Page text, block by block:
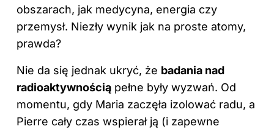
obszarach, jak medycyna, energia czy
przemysł. Niezły wynik jak na proste atomy,
prawda?
Nie da się jednak ukryć, że badania nad
radioaktywnością pełne były wyzwań. Od
momentu, gdy Maria zaczęła izolować radu, a
Pierre cały czas wspierał ją (i zapewne